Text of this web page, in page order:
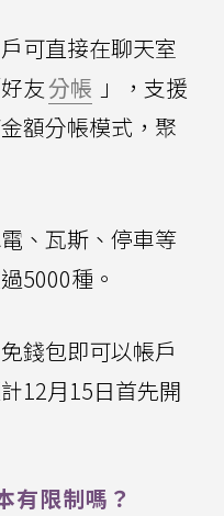
可直接在聊天室
友分帳 」，支援
額分帳模式，聚
、瓦斯、停車等
5000種。
錢包即可以帳戶
12月15日首先開
限制嗎？